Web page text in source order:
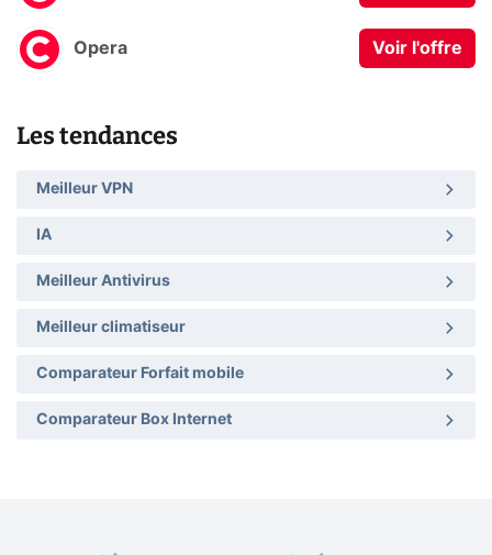
Opera Voir l'offre
Les tendances
Meilleur VPN
IA
Meilleur Antivirus
Meilleur climatiseur
Comparateur Forfait mobile
Comparateur Box Internet